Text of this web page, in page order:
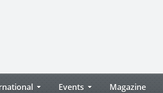
Events Magazine